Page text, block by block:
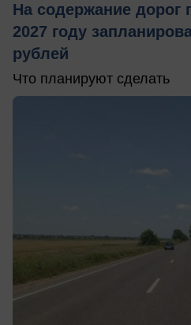
На содержание дорог
2027 году
рублей
Что планируют сделать